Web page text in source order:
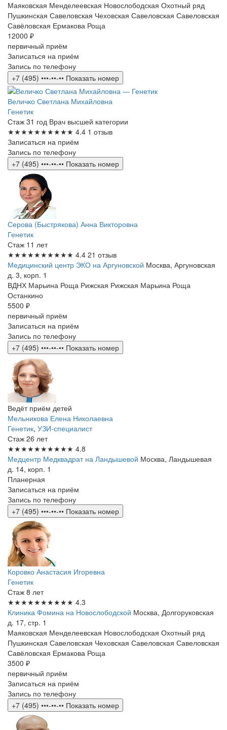
Маяковская Менделеевская Новослободская Охотный ряд
Пушкинская Савеловская Чеховская Савеловская Савеловская
Савёловская Ермакова Роща
12000 ₽
первичный приём
Записаться на приём
Запись по телефону
+7 (495) •••-••-•• Показать номер
Величко Светлана Михайловна
Генетик
Стаж 31 год Врач высшей категории
★★★★★★★★★★ 4.4 1 отзыв
Записаться на приём
Запись по телефону
+7 (495) •••-••-•• Показать номер
Серова (Быстрякова) Анна Викторовна
Генетик
Стаж 11 лет
★★★★★★★★★★ 4.4 21 отзыв
Медицинский центр ЭКО на Аргуновской Москва, Аргуновская
д. 3, корп. 1
ВДНХ Марьина Роща Рижская Рижская Марьина Роща
Останкино
5500 ₽
первичный приём
Записаться на приём
Запись по телефону
+7 (495) •••-••-•• Показать номер
Ведёт приём детей
Мельникова Елена Николаевна
Генетик, УЗИ-специалист
Стаж 26 лет
★★★★★★★★★★ 4.8
Медцентр Медквадрат на Ландышевой Москва, Ландышевая
д. 14, корп. 1
Планерная
Записаться на приём
Запись по телефону
+7 (495) •••-••-•• Показать номер
Коровко Анастасия Игоревна
Генетик
Стаж 8 лет
★★★★★★★★★★ 4.3
Клиника Фомина на Новослободской Москва, Долгоруковская
д. 17, стр. 1
Маяковская Менделеевская Новослободская Охотный ряд
Пушкинская Савеловская Чеховская Савеловская Савеловская
Савёловская Ермакова Роща
3500 ₽
первичный приём
Записаться на приём
Запись по телефону
+7 (495) •••-••-•• Показать номер